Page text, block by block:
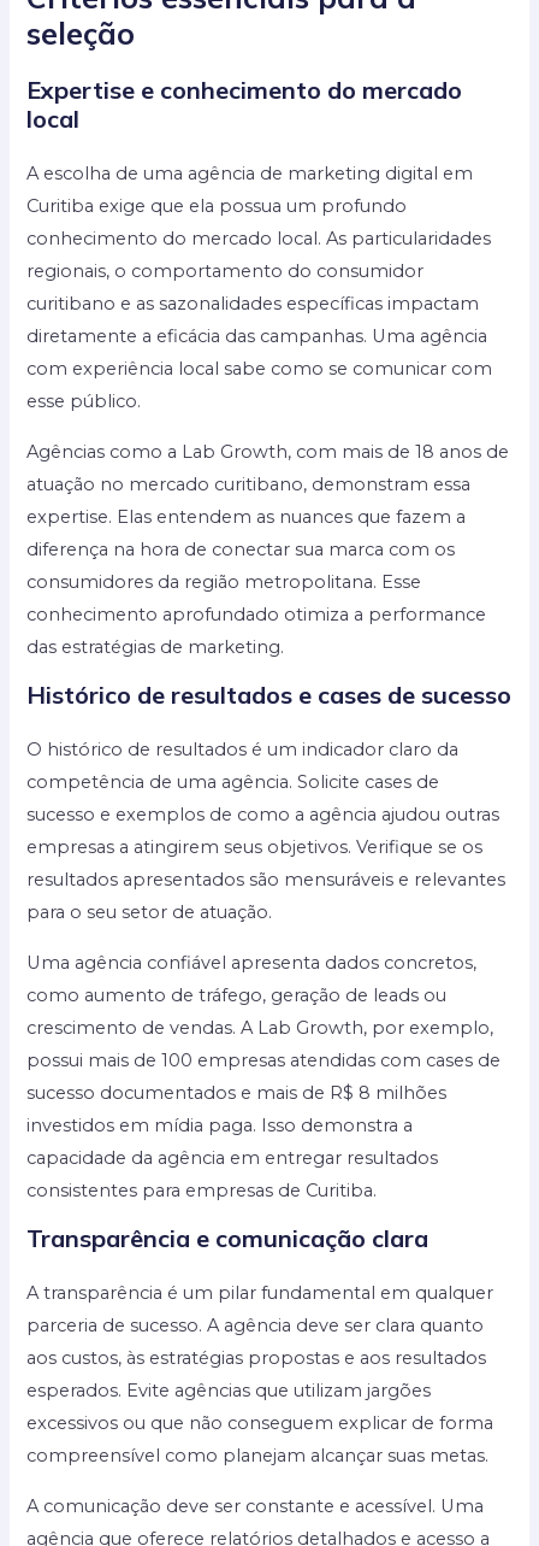
seleção
Expertise e conhecimento do mercado
local
A escolha de uma agência de marketing digital em
Curitiba exige que ela possua um profundo
conhecimento do mercado local. As particularidades
regionais, o comportamento do consumidor
curitibano e as sazonalidades específicas impactam
diretamente a eficácia das campanhas. Uma agência
com experiência local sabe como se comunicar com
esse público.
Agências como a Lab Growth, com mais de 18 anos de
atuação no mercado curitibano, demonstram essa
expertise. Elas entendem as nuances que fazem a
diferença na hora de conectar sua marca com os
consumidores da região metropolitana. Esse
conhecimento aprofundado otimiza a performance
das estratégias de marketing.
Histórico de resultados e cases de sucesso
O histórico de resultados é um indicador claro da
competência de uma agência. Solicite cases de
sucesso e exemplos de como a agência ajudou outras
empresas a atingirem seus objetivos. Verifique se os
resultados apresentados são mensuráveis e relevantes
para o seu setor de atuação.
Uma agência confiável apresenta dados concretos,
como aumento de tráfego, geração de leads ou
crescimento de vendas. A Lab Growth, por exemplo,
possui mais de 100 empresas atendidas com cases de
sucesso documentados e mais de R$ 8 milhões
investidos em mídia paga. Isso demonstra a
capacidade da agência em entregar resultados
consistentes para empresas de Curitiba.
Transparência e comunicação clara
A transparência é um pilar fundamental em qualquer
parceria de sucesso. A agência deve ser clara quanto
aos custos, às estratégias propostas e aos resultados
esperados. Evite agências que utilizam jargões
excessivos ou que não conseguem explicar de forma
compreensível como planejam alcançar suas metas.
A comunicação deve ser constante e acessível. Uma
agência que oferece relatórios detalhados e acesso a